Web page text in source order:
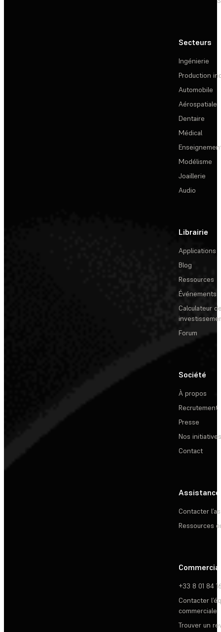
Secteurs
Ingénierie
Production
Automobile
Aérospatiale
Dentaire
Médical
Modélisme
Joaillerie
Audio
Librairie
Applications
Blog
Ressources
Événements
Calculateur
Forum
Société
À propos
Recrutement
Presse
Nos initiatives
Contact
Assistance
Contacter
Ressources
Commercial
+33 8 01 84
Contacter
commerciale
Trouver un